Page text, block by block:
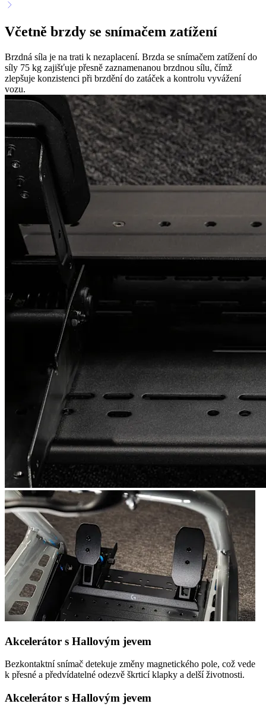
Včetně brzdy se snímačem zatížení
Brzdná síla je na trati k nezaplacení. Brzda se snímačem zatížení do
síly 75 kg zajišťuje přesně zaznamenanou brzdnou sílu, čímž
zlepšuje konzistenci při brzdění do zatáček a kontrolu vyvážení
vozu.
Akcelerátor s Hallovým jevem
Bezkontaktní snímač detekuje změny magnetického pole, což vede
k přesné a předvídatelné odezvě škrticí klapky a delší životnosti.
Akcelerátor s Hallovým jevem